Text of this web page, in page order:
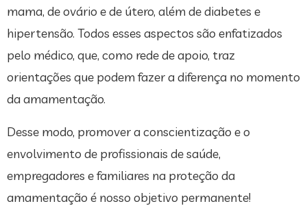
mama, de ovário e de útero, além de diabetes e
hipertensão. Todos esses aspectos são enfatizados
pelo médico, que, como rede de apoio, traz
orientações que podem fazer a diferença no momento
da amamentação.
Desse modo, promover a conscientização e o
envolvimento de profissionais de saúde,
empregadores e familiares na proteção da
amamentação é nosso objetivo permanente!